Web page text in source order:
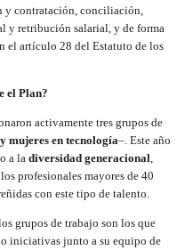
contratación, conciliación,
y retribución salarial, y de forma
el artículo 28 del Estatuto de los
el Plan?
activamente tres grupos de
mujeres en tecnología–. Este año
a la diversidad generacional
profesionales mayores de 40
con este tipo de talento.
grupos de trabajo son los que
o iniciativas junto a su equipo de